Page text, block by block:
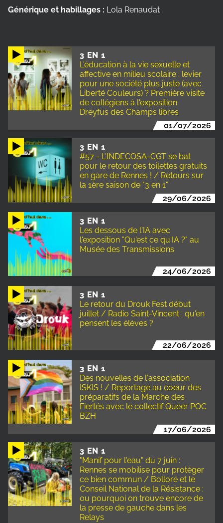
3 EN 1
L'éducation à la vie sexuelle et
affective en milieu scolaire : levier
pour une société plus juste (avec
Liberté Couleurs) ? Première visite
de collégiens à l'exposition
Dreyfus des Champs libres
01/07/2026
3 EN 1
#57 - L'INDECOSA-CGT se bat
pour le retour des toilettes gratuits
en gare de Rennes ! / Retours sur
la 1ère saison de "3 en 1"
29/06/2026
3 EN 1
Les dessous de l'IA avec
l'exposition "Qu'est ce qu'IA ?" au
Musée des Transmissions
24/06/2026
3 EN 1
Le retour du Drouk Fest début
juillet / Radio Saint-Vincent : qu'en
pensent les élèves ?
22/06/2026
3 EN 1
Des nouvelles de l'association
ISKIS ! / Reportage au coeur des
préparatifs de la Marche des
Fiertés avec le collectif Queer POC
BZH
17/06/2026
3 EN 1
"Manif pour l'eau" du 7 juin :
Rennes se mobilise pour protéger
ce bien commun / Bolloré et le
Conseil National de la Résistance :
ou pourquoi on trouve encore de
la presse de gauche dans les
Relays
Générique et habillages : Lola Renaudat